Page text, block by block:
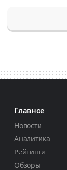
Главное
Новости
Аналитика
Рейтинги
Обзоры